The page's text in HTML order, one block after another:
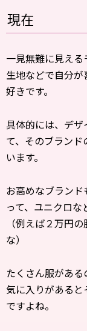
現在
一見無難に見え
生地などで自分
好きです。
具体的には、デ
て、そのブラン
います。
お高めなブラン
って、ユニクロな
（例えば２万円
な）
たくさん服があ
気に入りがある
ですよね。